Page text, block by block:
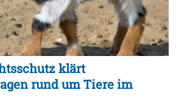
klärt
rund um Tiere im